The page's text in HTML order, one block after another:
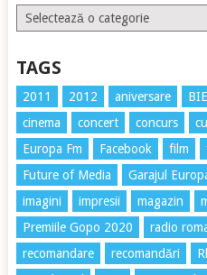
Etichete
TAGS
2011 2012 aniversare
cinema
concert concurs
Europa Fm
Facebook film
Future of Media
Garajul
imagini
impresii magazin
Premiile Gopo 2020
radio
recomandare
recomandări